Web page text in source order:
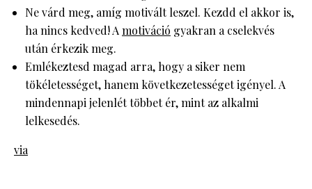
Ne várd meg, amíg motivált leszel. Kezdd el akkor is,
ha nincs kedved! A motiváció gyakran a cselekvés
után érkezik meg.
Emlékeztesd magad arra, hogy a siker nem
tökéletességet, hanem következetességet igényel. A
mindennapi jelenlét többet ér, mint az alkalmi
lelkesedés.
via